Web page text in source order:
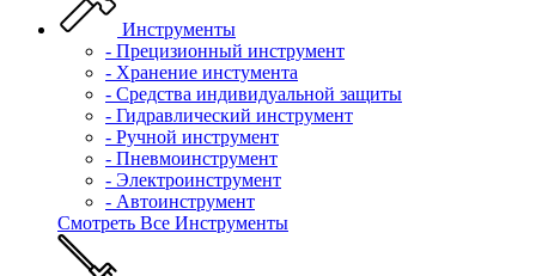
Инструменты
- Прецизионный инструмент
- Хранение инстумента
- Средства индивидуальной защиты
- Гидравлический инструмент
- Ручной инструмент
- Пневмоинструмент
- Электроинструмент
- Автоинструмент
Смотреть Все Инструменты